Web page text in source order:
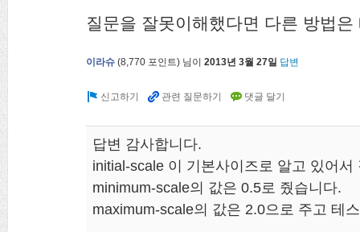
질문을 잘못이해했다면 다른 방법
이라슈 (8,770 포인트) 님이 2013년 3월 27일 답변
답변 감사합니다.
initial-scale 이 기본사이즈로 알고 있어서
minimum-scale의 값은 0.5로 줬습니다.
maximum-scale의 값은 2.0으로 주고 테